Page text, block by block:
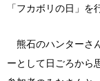
「フカボリの日」を
熊石のハンターさ
ーとして日ごろから